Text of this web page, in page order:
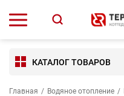
КАТАЛОГ ТОВАРОВ
Главная / Водяное отопление /